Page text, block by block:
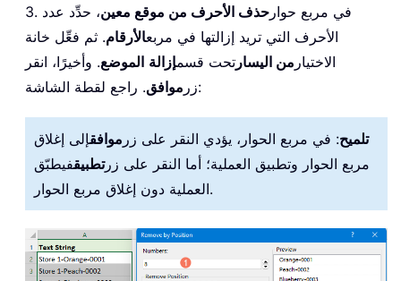
3. في مربع حوار حذف الأحرف من موقع معين، حدِّد عدد
الأحرف التي تريد إزالتها في مربعالأرقام. ثم فعِّل خانة
الاختيار من اليسار تحت قسمإزالة الموضع. وأخيرًا، انقر
زر موافق . راجع لقطة الشاشة:
تلميح: في مربع الحوار، يؤدي النقر على زر موافقإلى إغلاق
مربع الحوار وتطبيق العملية؛ أما النقر على زرتطبيقفيطبّق
العملية دون إغلاق مربع الحوار.